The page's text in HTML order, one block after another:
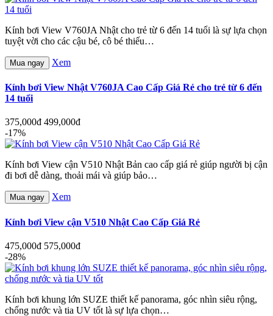
Kính bơi View V760JA Nhật cho trẻ từ 6 đến 14 tuổi là sự lựa chọn
tuyệt vời cho các cậu bé, cô bé thiếu…
Mua ngay Xem
Kính bơi View Nhật V760JA Cao Cấp Giá Rẻ cho trẻ từ 6 đến
14 tuổi
375,000đ 499,000đ
-17%
Kính bơi View cận V510 Nhật Bản cao cấp giá rẻ giúp người bị cận
đi bơi dễ dàng, thoải mái và giúp bảo…
Mua ngay Xem
Kính bơi View cận V510 Nhật Cao Cấp Giá Rẻ
475,000đ 575,000đ
-28%
Kính bơi khung lớn SUZE thiết kế panorama, góc nhìn siêu rộng,
chống nước và tia UV tốt là sự lựa chọn…